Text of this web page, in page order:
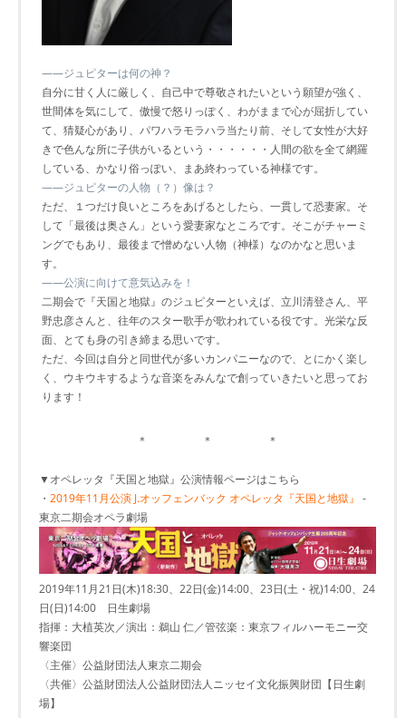
――ジュピターは何の神？
自分に甘く人に厳しく、自己中で尊敬されたいという願望が強く、
世間体を気にして、傲慢で怒りっぽく、わがままで心が屈折してい
て、猜疑心があり、パワハラモラハラ当たり前、そして女性が大好
きで色んな所に子供がいるという・・・・・・人間の欲を全て網羅
している、かなり俗っぽい、まあ終わっている神様です。
――ジュピターの人物（？）像は？
ただ、１つだけ良いところをあげるとしたら、一貫して恐妻家。そ
して「最後は奥さん」という愛妻家なところです。そこがチャーミ
ングでもあり、最後まで憎めない人物（神様）なのかなと思いま
す。
――公演に向けて意気込みを！
二期会で『天国と地獄』のジュピターといえば、立川清登さん、平
野忠彦さんと、往年のスター歌手が歌われている役です。光栄な反
面、とても身の引き締まる思いです。
ただ、今回は自分と同世代が多いカンパニーなので、とにかく楽し
く、ウキウキするような音楽をみんなで創っていきたいと思ってお
ります！
＊ ＊ ＊
▼オペレッタ『天国と地獄』公演情報ページはこちら
・ 2019年11月公演 J.オッフェンバック オペレッタ『天国と地獄』 -
東京二期会オペラ劇場
2019年11月21日(木)18:30、22日(金)14:00、23日(土・祝)14:00、24
日(日)14:00 日生劇場
指揮：大植英次／演出：鵜山 仁／管弦楽：東京フィルハーモニー交
響楽団
〈主催〉公益財団法人東京二期会
〈共催〉公益財団法人公益財団法人ニッセイ文化振興財団【日生劇
場】